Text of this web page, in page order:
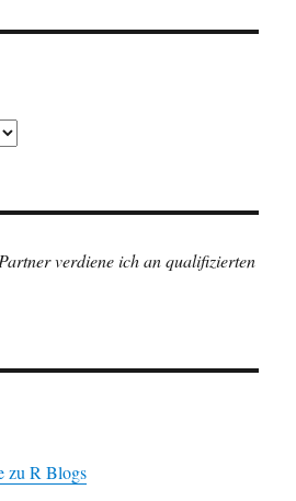
verdiene ich an qualifizierten
zu R Blogs